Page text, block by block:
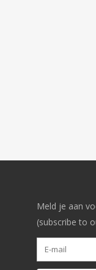
Meld je aan
(subscribe to